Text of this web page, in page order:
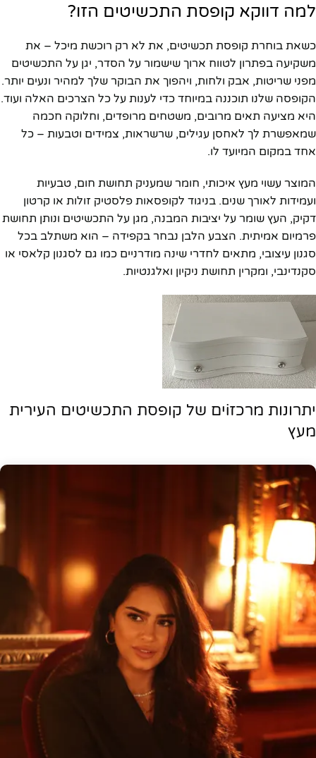
למה דווקא קופסת התכשיטים הזו?
כשאת בוחרת קופסת תכשיטים, את לא רק רוכשת מיכל – את
משקיעה בפתרון לטווח ארוך שישמור על הסדר, יגן על התכשיטים
מפני שריטות, אבק ולחות, ויהפוך את הבוקר שלך למהיר ונעים יותר.
הקופסה שלנו תוכננה במיוחד כדי לענות על כל הצרכים האלה ועוד.
היא מציעה תאים מרובים, משטחים מרופדים, וחלוקה חכמה
שמאפשרת לך לאחסן עגילים, שרשראות, צמידים וטבעות – כל
אחד במקום המיועד לו.
המוצר עשוי מעץ איכותי, חומר שמעניק תחושת חום, טבעיות
ועמידות לאורך שנים. בניגוד לקופסאות פלסטיק זולות או קרטון
דקיק, העץ שומר על יציבות המבנה, מגן על התכשיטים ונותן תחושת
פרמיום אמיתית. הצבע הלבן נבחר בקפידה – הוא משתלב בכל
סגנון עיצובי, מתאים לחדרי שינה מודרניים כמו גם לסגנון קלאסי או
סקנדינבי, ומקרין תחושת ניקיון ואלגנטיות.
יתרונות מרכזiים של קופסת התכשיטים העירית
מעץ